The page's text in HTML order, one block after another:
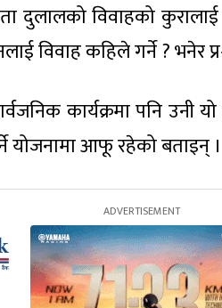
दुलालको विवाहको
विवाह कहिले गर्ने ? भनेर
कार्यक्रमा पनि उनी
योजनामा आफू रहेको बताइन् ।